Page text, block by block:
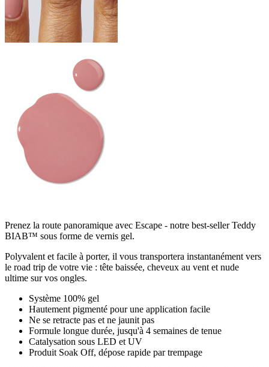
Prenez la route panoramique avec Escape - notre best-seller Teddy
BIAB™ sous forme de vernis gel.
Polyvalent et facile à porter, il vous transportera instantanément vers
le road trip de votre vie : tête baissée, cheveux au vent et nude
ultime sur vos ongles.
Système 100% gel
Hautement pigmenté pour une application facile
Ne se retracte pas et ne jaunit pas
Formule longue durée, jusqu'à 4 semaines de tenue
Catalysation sous LED et UV
Produit Soak Off, dépose rapide par trempage